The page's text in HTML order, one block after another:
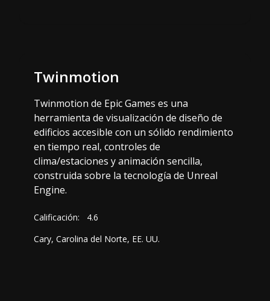
Twinmotion
Twinmotion de Epic Games es una
herramienta de visualización de diseño de
edificios accesible con un sólido rendimiento
en tiempo real, controles de
clima/estaciones y animación sencilla,
construida sobre la tecnología de Unreal
Engine.
Calificación:
4.6
Cary, Carolina del Norte, EE. UU.